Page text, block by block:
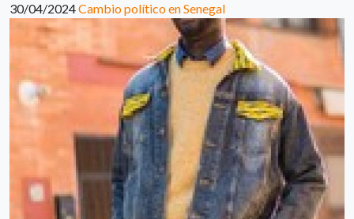
30/04/2024Cambio político en Senegal